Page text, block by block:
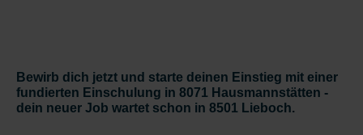
Bewirb dich jetzt und starte deinen Einstieg mit einer
fundierten Einschulung in 8071 Hausmannstätten -
dein neuer Job wartet schon in 8501 Lieboch.